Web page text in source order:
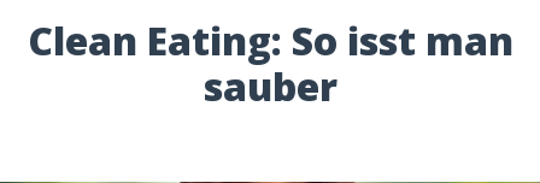
Clean Eating: So isst man
sauber